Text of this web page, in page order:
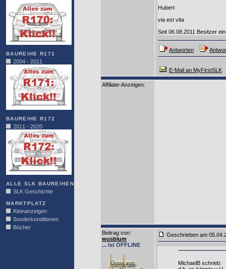
BAUREIHE R171
2004 - 2011
BAUREIHE R172
2011 - 2020
ALLE SLK BAUREIHEN
SLK Geschichte
MARKTPLATZ
Kleinanzeigen
Sonderkonditionen
Bücher
Hubert
via est vita
Seit 06.08.2011 Besitzer
Antworten
E-Mail an MyFirstSLK
Affiliate-Anzeigen:
Beitrag von:
wusblum
... ist OFFLINE
Geschrieben am
MichaelB schrieb: